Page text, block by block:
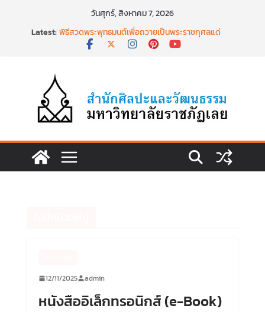
วันศุกร์, สิงหาคม 7, 2026
Latest:
พิธีบำเพ็ญกุศลสวดพระอภิธรรม เพื่ออุทิศถวายพระ
กุศลแด่ สมเด็จพระเจ้าลูกเธอ เจ้าฟ้าพัชรกิติยาภา นเร
นทิราเทพยวดี กรมหลวงราชสาริณีสิริพัชร มหาวัชร
สมเด็จพระเจ้าลูกเธอฯ วันที่ ๒๒ มิถุนายน ๒๕๖๙
พิธีบำเพ็ญกุศล ทำบุญตักบาตร เนื่องในวาระครบ
ครบ ๑๕ วัน (ปัณรสมวาร) แห่งการสิ้นพระชนม์
สมเด็จพระเจ้าลูกเธอ เจ้าฟ้าพัชรกิติยาภาฯ
โพธิ์ชัยนาพึงผ่านงานศิลปะภาพพิมพ์ฯ ระหว่างวันที่ 22
– 26 มิถุนายน 2569
เชียงคานเปิดงานยิ่งใหญ่ ฉลองครบรอบ ๑๑๕ ปี
12/11/2025 admin
หนังสืออิเล็กทรอนิกส์ (e-Book)